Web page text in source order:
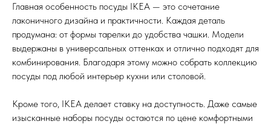
Главная особенность посуды IKEA — это сочетание
лаконичного дизайна и практичности. Каждая деталь
продумана: от формы тарелки до удобства чашки. Модели
выдержаны в универсальных оттенках и отлично подходят для
комбинирования. Благодаря этому можно собрать коллекцию
посуды под любой интерьер кухни или столовой.
Кроме того, IKEA делает ставку на доступность. Даже самые
изысканные наборы посуды остаются по цене комфортными